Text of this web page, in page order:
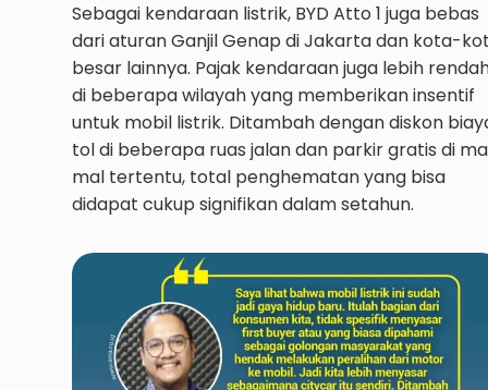
Sebagai kendaraan listrik, BYD Atto 1 juga bebas
dari aturan Ganjil Genap di Jakarta dan kota-
besar lainnya. Pajak kendaraan juga lebih
di beberapa wilayah yang memberikan insentif
untuk mobil listrik. Ditambah dengan diskon
tol di beberapa ruas jalan dan parkir gratis di
mal tertentu, total penghematan yang bisa
didapat cukup signifikan dalam setahun.